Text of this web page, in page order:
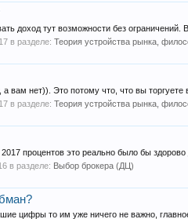
доход тут возможности без
в разделе:Теория устройства рынка,
вам нет)). Это потому что, что вы торгуете
в разделе:Теория устройства рынка,
процентов это реально было бы здорово
в разделе: Выбор брокера (ДЦ)
цифры то им уже ничего не важно,